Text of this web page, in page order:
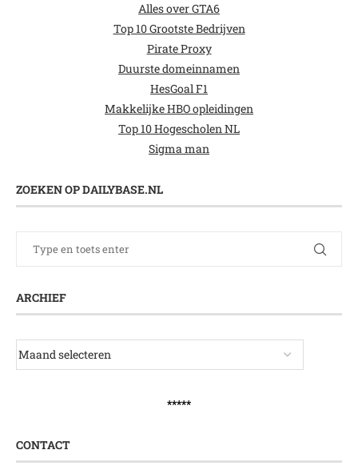
Alles over GTA6
Top 10 Grootste Bedrijven
Pirate Proxy
Duurste domeinnamen
HesGoal F1
Makkelijke HBO opleidingen
Top 10 Hogescholen NL
Sigma man
ZOEKEN OP DAILYBASE.NL
ARCHIEF
*****
CONTACT